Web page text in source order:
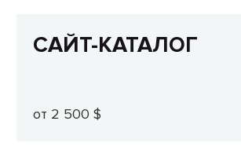
САЙТ-КАТАЛОГ
от 2 500 $